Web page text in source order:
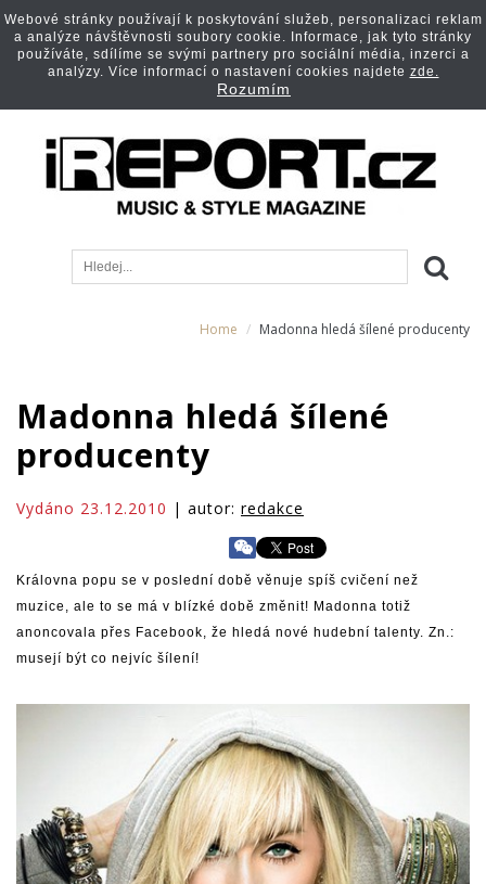
Home Madonna hledá šílené producenty
Madonna hledá šílené
producenty
Vydáno 23.12.2010 | autor: redakce
Královna popu se v poslední době věnuje spíš cvičení než
muzice, ale to se má v blízké době změnit! Madonna totiž
anoncovala přes Facebook, že hledá nové hudební talenty. Zn.:
musejí být co nejvíc šílení!
Webové stránky používají k poskytování služeb, personalizaci reklam
a analýze návštěvnosti soubory cookie. Informace, jak tyto stránky
používáte, sdílíme se svými partnery pro sociální média, inzerci a
analýzy. Více informací o nastavení cookies najdete zde.
Rozumím